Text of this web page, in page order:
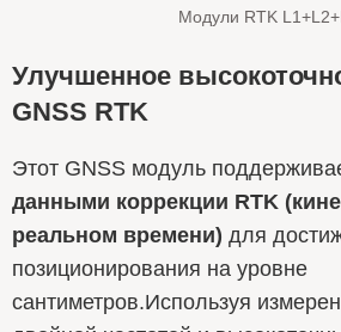
Модули RTK
Улучшенное
GNSS RTK
Этот GNSS модуль
данными коррекции RTK
реальном времени) для
позиционирования на уровне
сантиметров.Используя